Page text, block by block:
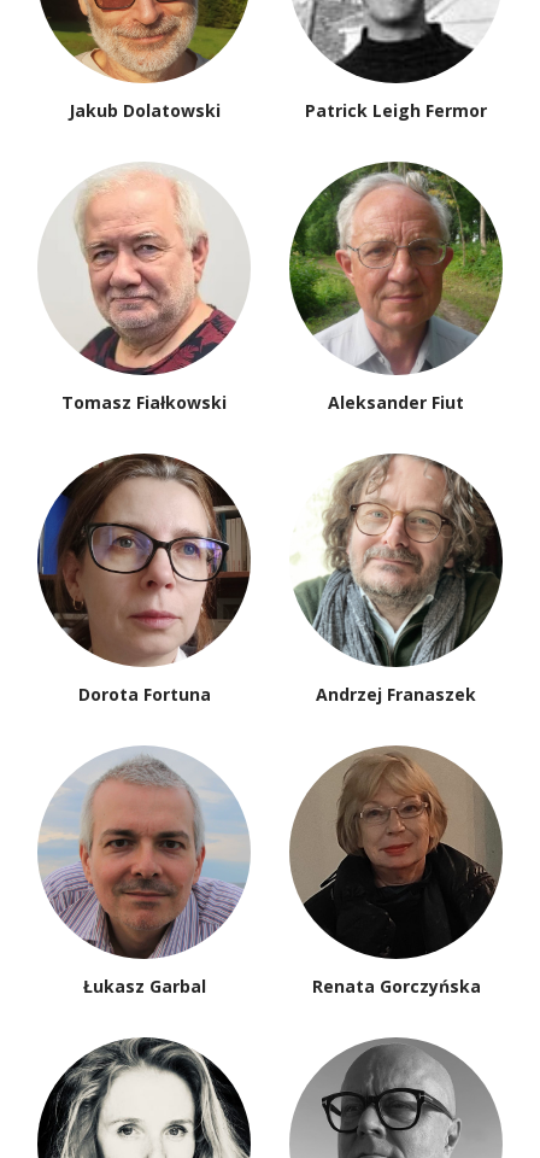
Jakub Dolatowski Patrick Leigh Fermor
Tomasz Fiałkowski Aleksander Fiut
Dorota Fortuna Andrzej Franaszek
Łukasz Garbal Renata Gorczyńska